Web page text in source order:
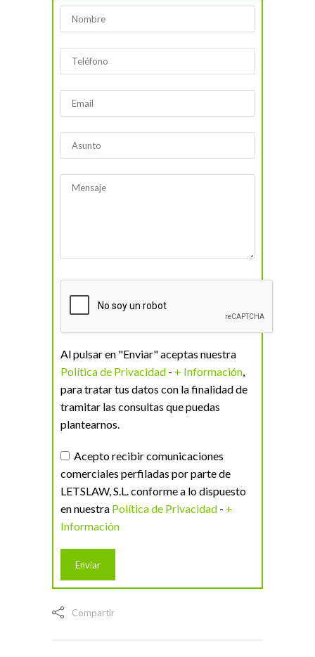
Al pulsar en "Enviar" aceptas nuestra
Política de Privacidad - + Información,
para tratar tus datos con la finalidad de
tramitar las consultas que puedas
plantearnos.
Acepto recibir comunicaciones
comerciales perfiladas por parte de
LETSLAW, S.L. conforme a lo dispuesto
en nuestra Política de Privacidad - +
Información
Compartir